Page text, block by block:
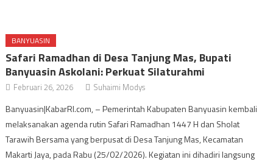
BANYUASIN
Safari Ramadhan di Desa Tanjung Mas, Bupati
Banyuasin Askolani: Perkuat Silaturahmi
Februari 26, 2026 Suhaimi Modys
Banyuasin|KabarRI.com, – Pemerintah Kabupaten Banyuasin kembali
melaksanakan agenda rutin Safari Ramadhan 1447 H dan Sholat
Tarawih Bersama yang berpusat di Desa Tanjung Mas, Kecamatan
Makarti Jaya, pada Rabu (25/02/2026). Kegiatan ini dihadiri langsung